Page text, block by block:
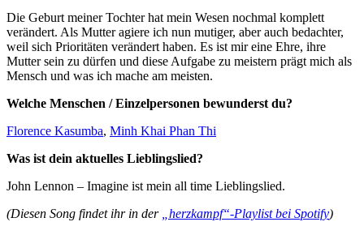
Die Geburt meiner Tochter hat mein Wesen nochmal komplett
verändert. Als Mutter agiere ich nun mutiger, aber auch bedachter,
weil sich Prioritäten verändert haben. Es ist mir eine Ehre, ihre
Mutter sein zu dürfen und diese Aufgabe zu meistern prägt mich als
Mensch und was ich mache am meisten.
Welche Menschen / Einzelpersonen bewunderst du?
Florence Kasumba, Minh Khai Phan Thi
Was ist dein aktuelles Lieblingslied?
John Lennon – Imagine ist mein all time Lieblingslied.
(Diesen Song findet ihr in der
„herzkampf“-Playlist bei Spotify)